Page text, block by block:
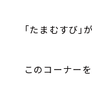
「たまむすび
このコーナー